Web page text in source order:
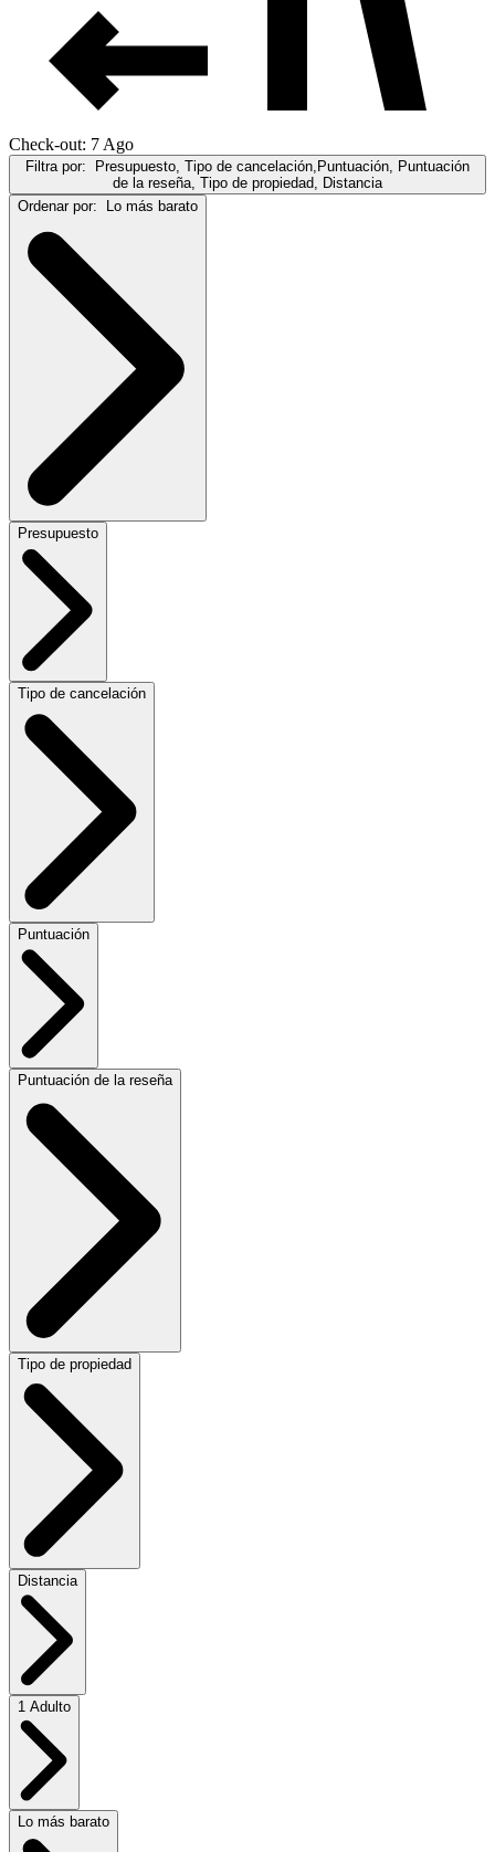
Check-out: 7 Ago
Filtra por:
Presupuesto, Tipo de cancelación,Puntuación, Puntuación
de la reseña, Tipo de propiedad, Distancia
Ordenar por:
Lo más barato
Presupuesto
Tipo de cancelación
Puntuación
Puntuación de la reseña
Tipo de propiedad
Distancia
1 Adulto
Lo más barato